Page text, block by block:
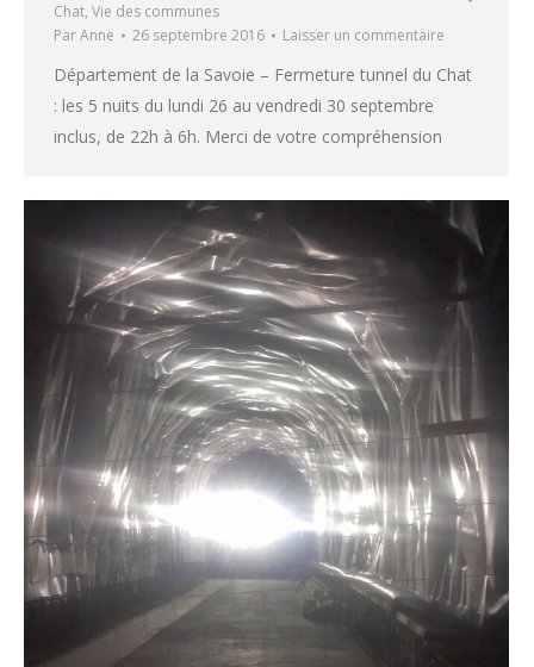
Chat, Vie des communes
ParAnne 26 septembre 2016 Laisser un commentaire
Département de la Savoie – Fermeture tunnel du Chat
: les 5 nuits du lundi 26 au vendredi 30 septembre
inclus, de 22h à 6h. Merci de votre compréhension